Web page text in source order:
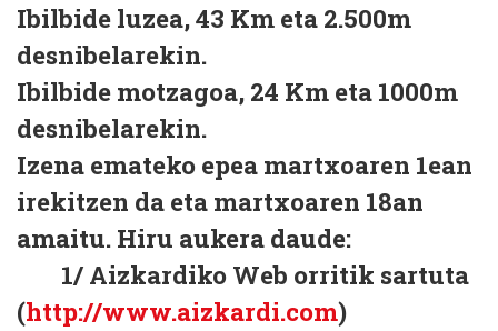
Ibilbide luzea, 43 Km eta 2.500m
desnibelarekin.
Ibilbide motzagoa, 24 Km eta 1000m
desnibelarekin.
Izena emateko epea martxoaren 1ean
irekitzen da eta martxoaren 18an
amaitu. Hiru aukera daude:
1/ Aizkardiko Web orritik sartuta
(http://www.aizkardi.com)